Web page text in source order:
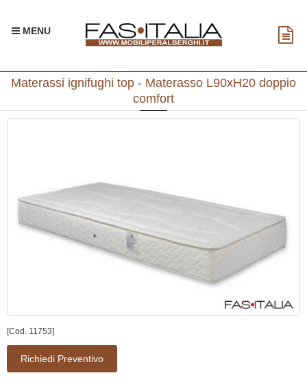
MENU
Materassi ignifughi top - Materasso L90xH20 doppio
comfort
[Cod. 11753]
Richiedi Preventivo